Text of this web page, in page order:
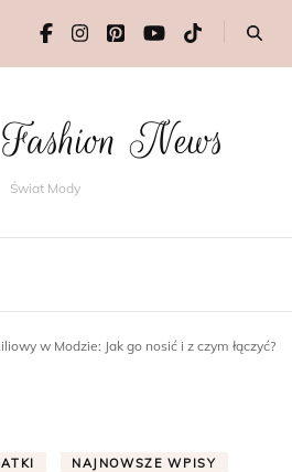
News
Świat Mody
w Modzie: Jak go nosić i z czym łączyć?
NAJNOWSZE WPISY